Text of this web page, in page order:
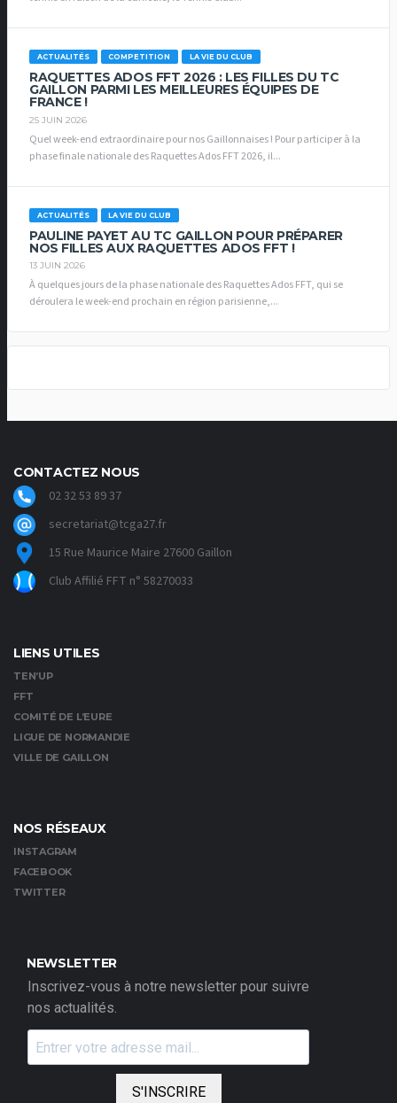
ACTUALITÉS COMPETITION LA VIE DU CLUB
RAQUETTES ADOS FFT 2026 : LES FILLES DU TC
GAILLON PARMI LES MEILLEURES ÉQUIPES DE
FRANCE !
25 JUIN 2026
Quel week-end extraordinaire pour nos Gaillonnaises ! Pour participer à la
phase finale nationale des Raquettes Ados FFT 2026, il...
ACTUALITÉS LA VIE DU CLUB
PAULINE PAYET AU TC GAILLON POUR PRÉPARER
NOS FILLES AUX RAQUETTES ADOS FFT !
13 JUIN 2026
À quelques jours de la phase nationale des Raquettes Ados FFT, qui se
déroulera le week-end prochain en région parisienne,...
CONTACTEZ NOUS
02 32 53 89 37
secretariat@tcga27.fr
15 Rue Maurice Maire 27600 Gaillon
Club Affilié FFT n° 58270033
LIENS UTILES
TEN’UP
FFT
COMITÉ DE L’EURE
LIGUE DE NORMANDIE
VILLE DE GAILLON
NOS RÉSEAUX
INSTAGRAM
FACEBOOK
TWITTER
NEWSLETTER
Inscrivez-vous à notre newsletter pour suivre
nos actualités.
S'INSCRIRE